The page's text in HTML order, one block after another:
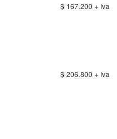
$ 167.200 + iva
$ 206.800 + iva